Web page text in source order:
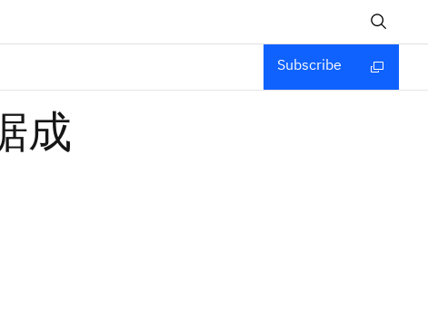
Subscribe
成